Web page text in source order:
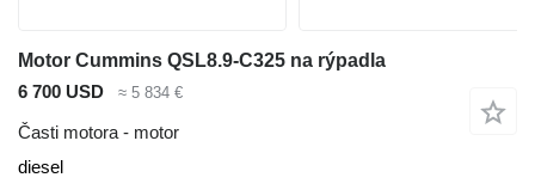
Motor Cummins QSL8.9-C325 na rýpadla
6 700 USD
≈ 5 834 €
Časti motora - motor
diesel